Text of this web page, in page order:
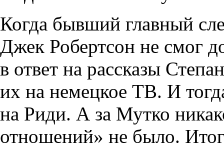
Когда бывший главный
Джек Робертсон не смог
в ответ на рассказы
их на немецкое ТВ. И
на Риди. А за Мутко
отношений» не было.